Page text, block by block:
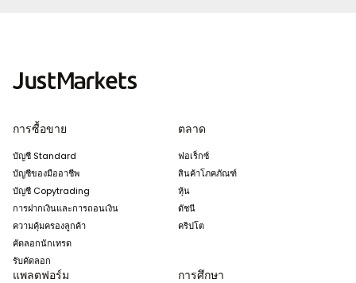
การซื้อขาย
บัญชี Standard
บัญชีของมืออาชีพ
บัญชี Copytrading
การฝากเงินและการถอนเงิน
ความคุ้มครองลูกค้า
คัดลอกนักเทรด
รับคัดลอก
ตลาด
ฟอเร็กซ์
สินค้าโภคภัณฑ์
หุ้น
ดัชนี
คริปโต
แพลตฟอร์ม การศึกษา